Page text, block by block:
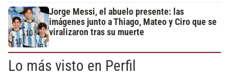
Jorge Messi, el abuelo presente: las
imágenes junto a Thiago, Mateo y Ciro que se
viralizaron tras su muerte
Lo más visto en Perfil